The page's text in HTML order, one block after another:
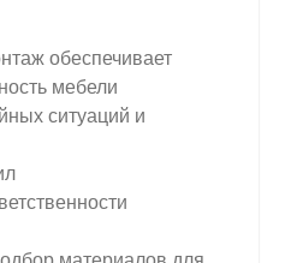
обеспечивает
мебели
ситуаций и